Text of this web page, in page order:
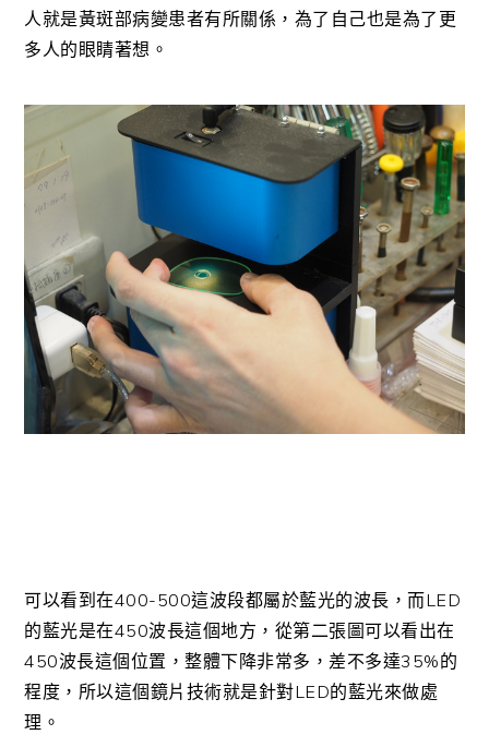
人就是黃斑部病變患者有所關係，為了自己也是為了更
多人的眼睛著想。
可以看到在400-500這波段都屬於藍光的波長，而LED
的藍光是在450波長這個地方，從第二張圖可以看出在
450波長這個位置，整體下降非常多，差不多達35%的
程度，所以這個鏡片技術就是針對LED的藍光來做處
理。